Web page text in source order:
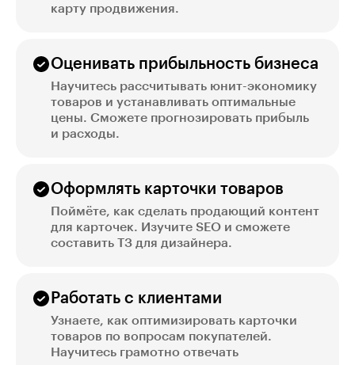
карту продвижения.
Оценивать прибыльность бизнеса
Научитесь рассчитывать юнит-экономику
товаров и устанавливать оптимальные
цены. Сможете прогнозировать прибыль
и расходы.
Оформлять карточки товаров
Поймёте, как сделать продающий контент
для карточек. Изучите SEO и сможете
составить ТЗ для дизайнера.
Работать с клиентами
Узнаете, как оптимизировать карточки
товаров по вопросам покупателей.
Научитесь грамотно отвечать